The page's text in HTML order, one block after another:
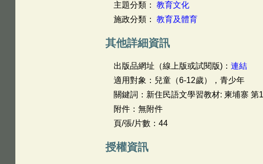
主題分類： 教育文化
施政分類： 教育及體育
其他詳細資訊
出版品網址（線上版或試閱版)： 連結
適用對象：兒童（6-12歲），青少年
關鍵詞：新住民語文學習教材: 柬埔寨 第
附件：無附件
頁/張/片數：44
授權資訊